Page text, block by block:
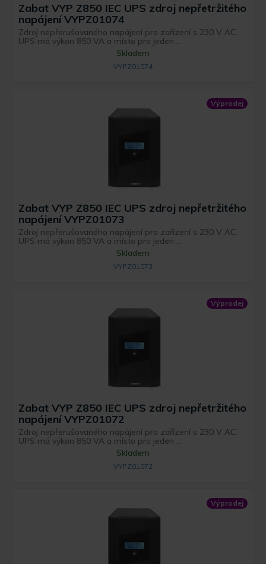
Zabat VYP Z850 IEC UPS zdroj nepřetržitého
napájení VYPZ01074
Zdroj nepřerušovaného napájení pro zařízení s 230 V AC.
UPS má výkon 850 VA a místo pro jeden ...
Skladem
VYPZ01074
Výprodej
Zabat VYP Z850 IEC UPS zdroj nepřetržitého
napájení VYPZ01073
Zdroj nepřerušovaného napájení pro zařízení s 230 V AC.
UPS má výkon 850 VA a místo pro jeden ...
Skladem
VYPZ01073
Výprodej
Zabat VYP Z850 IEC UPS zdroj nepřetržitého
napájení VYPZ01072
Zdroj nepřerušovaného napájení pro zařízení s 230 V AC.
UPS má výkon 850 VA a místo pro jeden ...
Skladem
VYPZ01072
Výprodej